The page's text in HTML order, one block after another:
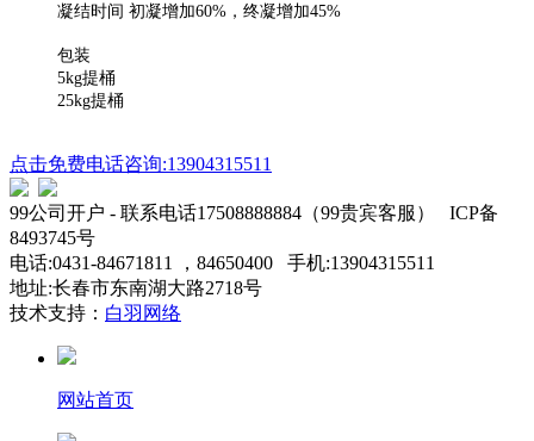
凝结时间 初凝增加60%，终凝增加45%
包装
5kg提桶
25kg提桶
点击免费电话咨询:13904315511
99公司开户 - 联系电话17508888884（99贵宾客服） ICP备
8493745号
电话:0431-84671811 ，84650400 手机:13904315511
地址:长春市东南湖大路2718号
技术支持： 白羽网络
网站首页